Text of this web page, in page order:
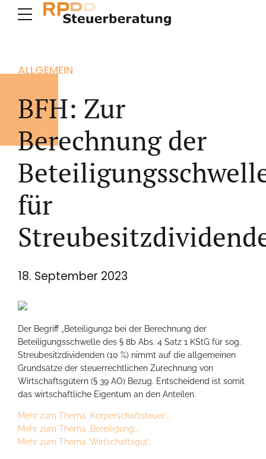
ALLGEMEIN
BFH: Zur
Berechnung der
für
18. September 2023
Der Begriff „Beteiligung2 bei der Berechnung der
Beteiligungsschwelle des § 8b Abs. 4 Satz 1 KStG für sog.
Streubesitzdividenden (10 %) nimmt auf die allgemeinen
Grundsätze der steuerrechtlichen Zurechnung von
Wirtschaftsgütern (§ 39 AO) Bezug. Entscheidend ist somit
das wirtschaftliche Eigentum an den Anteilen.
Mehr zum Thema ‚Körperschaftsteuer’…
Mehr zum Thema ‚Beteiligung’…
Mehr zum Thema ‚Wirtschaftsgut’…